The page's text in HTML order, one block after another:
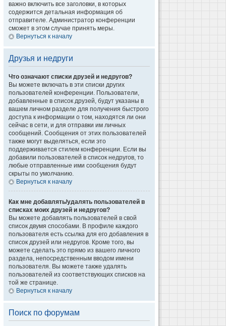
важно включить все заголовки, в которых
содержится детальная информация об
отправителе. Администратор конференции
сможет в этом случае принять меры.
Вернуться к началу
Друзья и недруги
Что означают списки друзей и недругов?
Вы можете включать в эти списки других
пользователей конференции. Пользователи,
добавленные в список друзей, будут указаны в
вашем личном разделе для получения быстрого
доступа к информации о том, находятся ли они
сейчас в сети, и для отправки им личных
сообщений. Сообщения от этих пользователей
также могут выделяться, если это
поддерживается стилем конференции. Если вы
добавили пользователей в список недругов, то
любые отправленные ими сообщения будут
скрыты по умолчанию.
Вернуться к началу
Как мне добавлять/удалять пользователей в
списках моих друзей и недругов?
Вы можете добавлять пользователей в свой
список двумя способами. В профиле каждого
пользователя есть ссылка для его добавления в
список друзей или недругов. Кроме того, вы
можете сделать это прямо из вашего личного
раздела, непосредственным вводом имени
пользователя. Вы можете также удалять
пользователей из соответствующих списков на
той же странице.
Вернуться к началу
Поиск по форумам